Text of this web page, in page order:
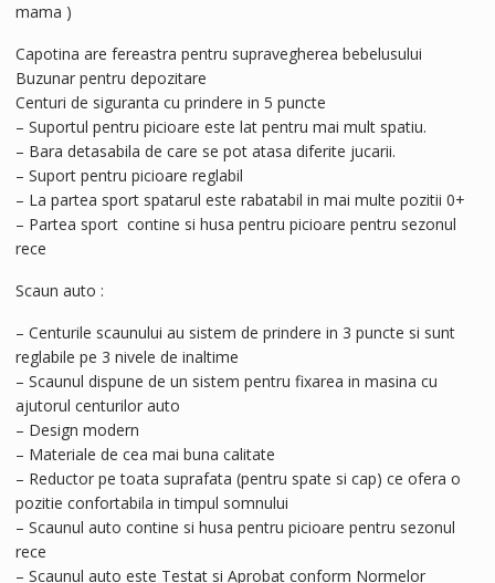
mama )
Capotina are fereastra pentru supravegherea bebelusului
Buzunar pentru depozitare
Centuri de siguranta cu prindere in 5 puncte
– Suportul pentru picioare este lat pentru mai mult spatiu.
– Bara detasabila de care se pot atasa diferite jucarii.
– Suport pentru picioare reglabil
– La partea sport spatarul este rabatabil in mai multe pozitii 0+
– Partea sport contine si husa pentru picioare pentru sezonul
rece
Scaun auto :
– Centurile scaunului au sistem de prindere in 3 puncte si sunt
reglabile pe 3 nivele de inaltime
– Scaunul dispune de un sistem pentru fixarea in masina cu
ajutorul centurilor auto
– Design modern
– Materiale de cea mai buna calitate
– Reductor pe toata suprafata (pentru spate si cap) ce ofera o
pozitie confortabila in timpul somnului
– Scaunul auto contine si husa pentru picioare pentru sezonul
rece
– Scaunul auto este Testat si Aprobat conform Normelor